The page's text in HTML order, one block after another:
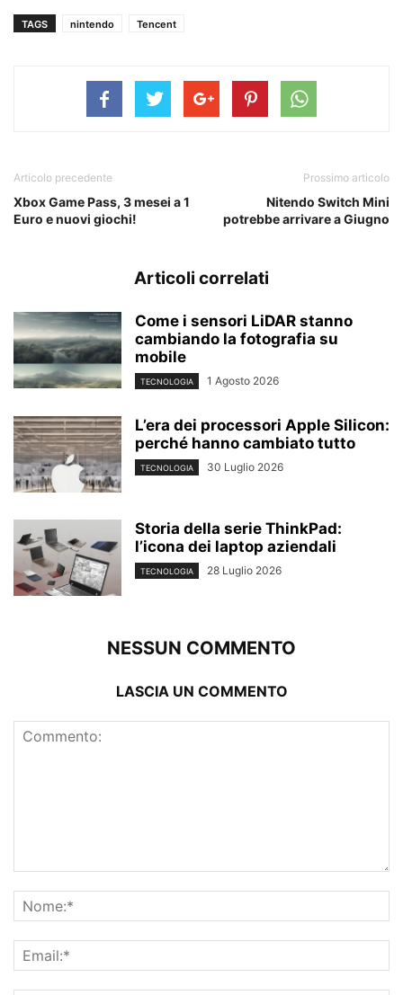
TAGS nintendo Tencent
Articolo precedente
Xbox Game Pass, 3 mesei a 1
Euro e nuovi giochi!
Prossimo articolo
Nitendo Switch Mini
potrebbe arrivare a Giugno
Articoli correlati
Come i sensori LiDAR stanno
cambiando la fotografia su
mobile
TECNOLOGIA 1 Agosto 2026
L’era dei processori Apple Silicon:
perché hanno cambiato tutto
TECNOLOGIA 30 Luglio 2026
Storia della serie ThinkPad:
l’icona dei laptop aziendali
TECNOLOGIA 28 Luglio 2026
NESSUN COMMENTO
LASCIA UN COMMENTO